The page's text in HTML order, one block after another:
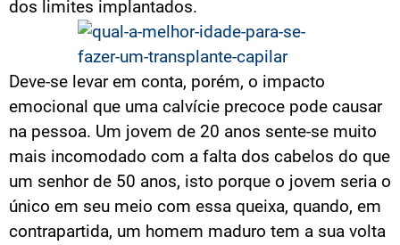
dos limites implantados.
Deve-se levar em conta, porém, o impacto
emocional que uma calvície precoce pode causar
na pessoa. Um jovem de 20 anos sente-se muito
mais incomodado com a falta dos cabelos do que
um senhor de 50 anos, isto porque o jovem seria o
único em seu meio com essa queixa, quando, em
contrapartida, um homem maduro tem a sua volta